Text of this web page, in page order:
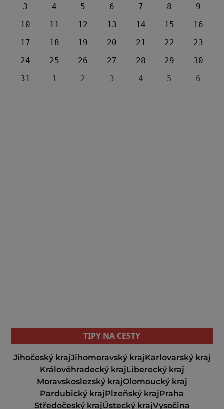
3
4 5 6 7 8
9
10
11 12 13 14 15
16
17
18 19 20 21 22
23
24
25 26 27 28 29
30
31
1 2 3 4 5 6
TIPY NA CESTY
Jihočeský krajJihomoravský krajKarlovarský kraj
Královéhradecký krajLiberecký kraj
Moravskoslezský krajOlomoucký kraj
Pardubický krajPlzeňský krajPraha
Středočeský krajÚstecký krajVysočina